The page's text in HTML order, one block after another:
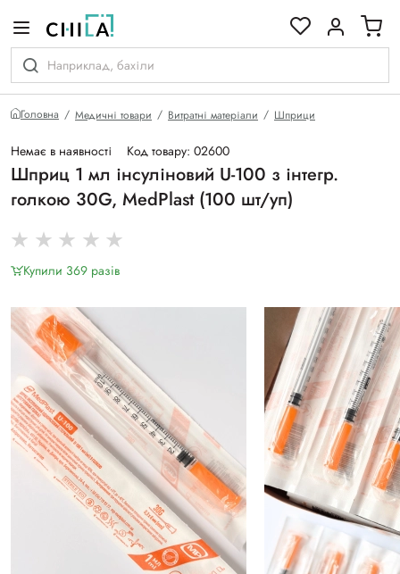
Головна Медичні товари Витратні матеріали Шприци
Немає в наявності Код товару: 02600
Шприц 1 мл інсуліновий U-100 з інтегр.
голкою 30G, MedPlast (100 шт/уп)
Купили 369 разiв
гамі